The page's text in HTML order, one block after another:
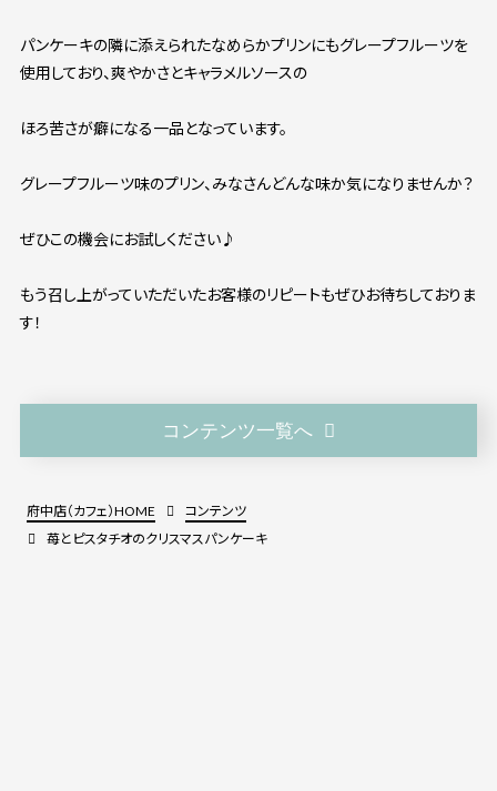
パンケーキの隣に添えられたなめらかプリンにもグレープフルーツを
使用しており、爽やかさとキャラメルソースの
ほろ苦さが癖になる一品となっています。
グレープフルーツ味のプリン、みなさんどんな味か気になりませんか？
ぜひこの機会にお試しください♪
もう召し上がっていただいたお客様のリピートもぜひお待ちしておりま
す！
コンテンツ一覧へ
府中店（カフェ）HOME
コンテンツ
苺とピスタチオのクリスマスパンケーキ